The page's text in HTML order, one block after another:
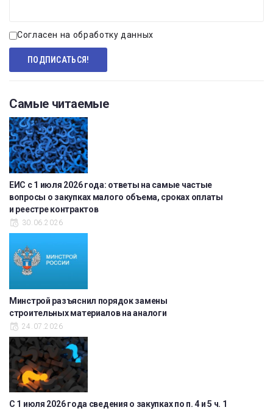
Согласен на обработку данных
Самые читаемые
ЕИС с 1 июля 2026 года: ответы на самые частые
вопросы о закупках малого объема, сроках оплаты
и реестре контрактов
30.06.2026
Минстрой разъяснил порядок замены
строительных материалов на аналоги
24.07.2026
С 1 июля 2026 года сведения о закупках по п. 4 и 5 ч. 1